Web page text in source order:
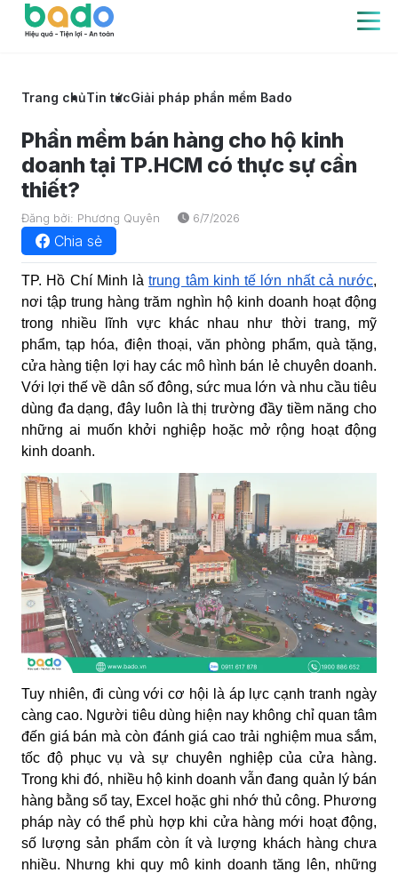
Trang chủTin tứcGiải pháp phần mềm Bado
Phần mềm bán hàng cho hộ kinh
doanh tại TP.HCM có thực sự cần
thiết?
Đăng bởi: Phương Quyên 6/7/2026
Chia sẻ
TP. Hồ Chí Minh làtrung tâm kinh tế lớn nhất cả nước,
nơi tập trung hàng trăm nghìn hộ kinh doanh hoạt động
trong nhiều lĩnh vực khác nhau như thời trang, mỹ
phẩm, tạp hóa, điện thoại, văn phòng phẩm, quà tặng,
cửa hàng tiện lợi hay các mô hình bán lẻ chuyên doanh.
Với lợi thế về dân số đông, sức mua lớn và nhu cầu tiêu
dùng đa dạng, đây luôn là thị trường đầy tiềm năng cho
những ai muốn khởi nghiệp hoặc mở rộng hoạt động
kinh doanh.
Tuy nhiên, đi cùng với cơ hội là áp lực cạnh tranh ngày
càng cao. Người tiêu dùng hiện nay không chỉ quan tâm
đến giá bán mà còn đánh giá cao trải nghiệm mua sắm,
tốc độ phục vụ và sự chuyên nghiệp của cửa hàng.
Trong khi đó, nhiều hộ kinh doanh vẫn đang quản lý bán
hàng bằng sổ tay, Excel hoặc ghi nhớ thủ công. Phương
pháp này có thể phù hợp khi cửa hàng mới hoạt động,
số lượng sản phẩm còn ít và lượng khách hàng chưa
nhiều. Nhưng khi quy mô kinh doanh tăng lên, những